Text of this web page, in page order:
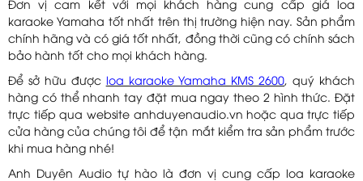
Đơn vị cam kết với mọi khách hàng cung cấp giá loa
karaoke Yamaha tốt nhất trên thị trường hiện nay. Sản phẩm
chính hãng và có giá tốt nhất, đồng thời cũng có chính sách
bảo hành tốt cho mọi khách hàng.
Để sở hữu được loa karaoke Yamaha KMS 2600, quý khách
hàng có thể nhanh tay đặt mua ngay theo 2 hình thức. Đặt
trực tiếp qua website anhduyenaudio.vn hoặc qua trực tiếp
cửa hàng của chúng tôi để tận mắt kiểm tra sản phẩm trước
khi mua hàng nhé!
Anh Duyên Audio tự hào là đơn vị cung cấp loa karaoke